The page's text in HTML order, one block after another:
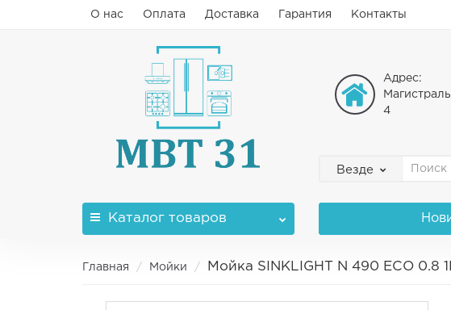
О нас Оплата Доставка Гарантия Контакты
Адрес:
4
Везде
Каталог товаров
Главная Мойки Мойка SINKLIGHT N 490 ECO 0.8